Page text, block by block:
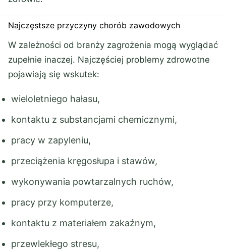
Najczęstsze przyczyny chorób zawodowych
W zależności od branży zagrożenia mogą wyglądać
zupełnie inaczej. Najczęściej problemy zdrowotne
pojawiają się wskutek:
wieloletniego hałasu,
kontaktu z substancjami chemicznymi,
pracy w zapyleniu,
przeciążenia kręgosłupa i stawów,
wykonywania powtarzalnych ruchów,
pracy przy komputerze,
kontaktu z materiałem zakaźnym,
przewlekłego stresu,